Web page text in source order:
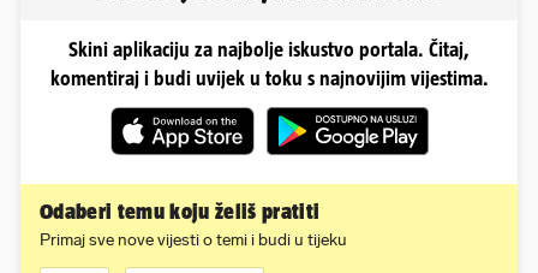
Skini aplikaciju za najbolje iskustvo portala. Čitaj,
komentiraj i budi uvijek u toku s najnovijim vijestima.
Odaberi temu koju želiš pratiti
Primaj sve nove vijesti o temi i budi u tijeku